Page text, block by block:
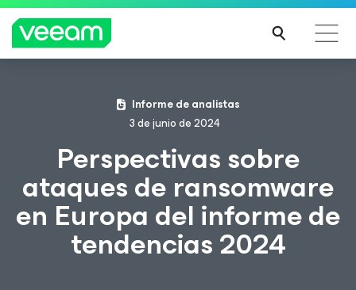
Guía de Veeam para los clientes afectados por la
actualización de contenido de CrowdStrike
RMA
CIÓN
Informe de analistas
3 de junio de 2024
Perspectivas sobre
ataques de ransomware
en Europa del informe de
tendencias 2024